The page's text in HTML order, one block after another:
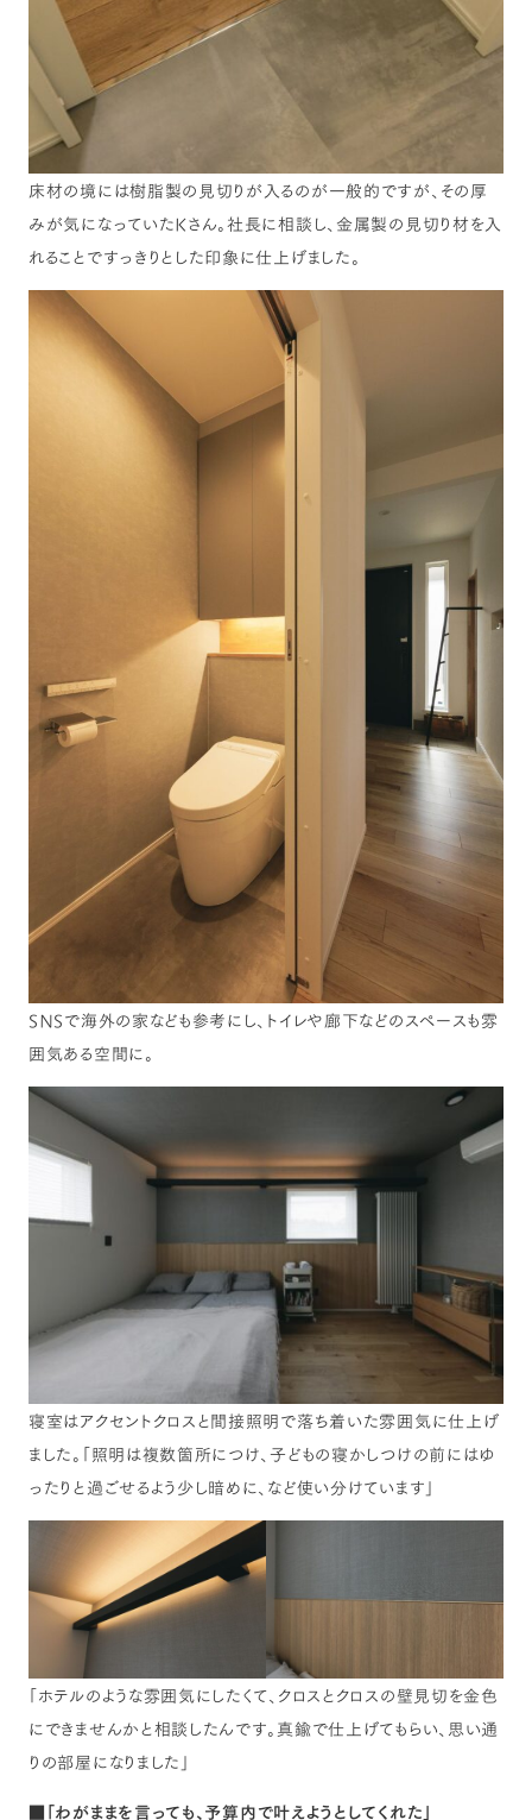
床材の境には樹脂製の見切りが入るのが一般的ですが、その厚
みが気になっていたKさん。社長に相談し、金属製の見切り材を入
れることですっきりとした印象に仕上げました。
SNSで海外の家なども参考にし、トイレや廊下などのスペースも雰
囲気ある空間に。
寝室はアクセントクロスと間接照明で落ち着いた雰囲気に仕上げ
ました。「照明は複数箇所につけ、子どもの寝かしつけの前にはゆ
ったりと過ごせるよう少し暗めに、など使い分けています」
「ホテルのような雰囲気にしたくて、クロスとクロスの壁見切を金色
にできませんかと相談したんです。真鍮で仕上げてもらい、思い通
りの部屋になりました」
■「わがままを言っても、予算内で叶えようとしてくれた」